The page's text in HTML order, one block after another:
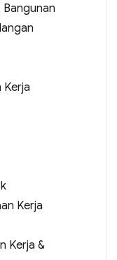
Bangunan
Kerja
Kerja
Kerja &